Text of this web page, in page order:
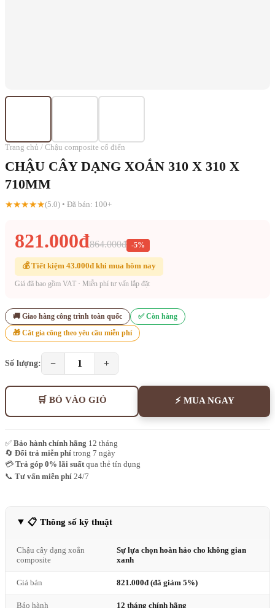
Trang chủ / Chậu composite cổ điển
CHẬU CÂY DẠNG XOẮN 310 X 310 X
710MM
★★★★★(5.0) • Đã bán: 100+
821.000đ864.000đ -5%
💰 Tiết kiệm 43.000đ khi mua hôm nay
Giá đã bao gồm VAT · Miễn phí tư vấn lắp đặt
🚚 Giao hàng công trình toàn quốc
✅ Còn hàng
🎁 Cắt gia công theo yêu cầu miễn phí
Số lượng: − 1 +
🛒 BỎ VÀO GIỎ ⚡ MUA NGAY
✅ Bảo hành chính hãng 12 tháng
🔄 Đổi trả miễn phí trong 7 ngày
💳 Trả góp 0% lãi suất qua thẻ tín dụng
📞 Tư vấn miễn phí 24/7
📋 Thông số kỹ thuật
Chậu cây dạng xoắn
composite
Sự lựa chọn hoàn hảo cho không gian
xanh
Giá bán 821.000đ (đã giảm 5%)
Bảo hành 12 tháng chính hãng